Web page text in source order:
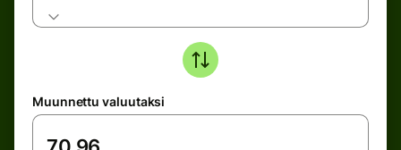
Muunnettu valuutaksi